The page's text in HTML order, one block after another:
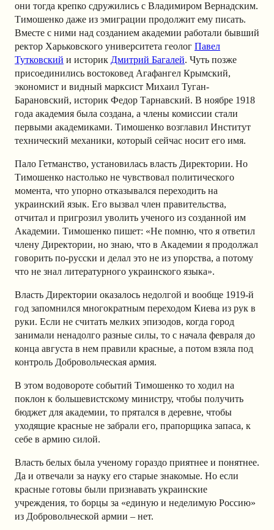
они тогда крепко сдружились с Владимиром Вернадским.
Тимошенко даже из эмиграции продолжит ему писать.
Вместе с ними над созданием академии работали бывший
ректор Харьковского университета геолог Павел
Тутковский и историк Дмитрий Багалей. Чуть позже
присоединились востоковед Агафангел Крымский,
экономист и видный марксист Михаил Туган-
Барановский, историк Федор Тарнавский. В ноябре 1918
года академия была создана, а члены комиссии стали
первыми академиками. Тимошенко возглавил Институт
технический механики, который сейчас носит его имя.
Пало Гетманство, установилась власть Директории. Но
Тимошенко настолько не чувствовал политического
момента, что упорно отказывался переходить на
украинский язык. Его вызвал член правительства,
отчитал и пригрозил уволить ученого из созданной им
Академии. Тимошенко пишет: «Не помню, что я ответил
члену Директории, но знаю, что в Академии я продолжал
говорить по-русски и делал это не из упорства, а потому
что не знал литературного украинского языка».
Власть Директории оказалось недолгой и вообще 1919-й
год запомнился многократным переходом Киева из рук в
руки. Если не считать мелких эпизодов, когда город
занимали ненадолго разные силы, то с начала февраля до
конца августа в нем правили красные, а потом взяла под
контроль Добровольческая армия.
В этом водовороте событий Тимошенко то ходил на
поклон к большевистскому министру, чтобы получить
бюджет для академии, то прятался в деревне, чтобы
уходящие красные не забрали его, прапорщика запаса, к
себе в армию силой.
Власть белых была ученому гораздо приятнее и понятнее.
Да и отвечали за науку его старые знакомые. Но если
красные готовы были признавать украинские
учреждения, то борцы за «единую и неделимую Россию»
из Добровольческой армии – нет.